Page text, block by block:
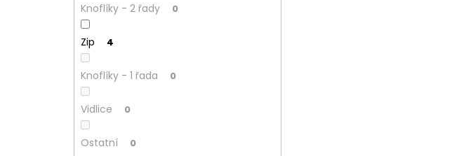
Knoflíky - 2 řady 0
Zip 4
Knoflíky - 1 řada 0
Vidlice 0
Ostatní 0